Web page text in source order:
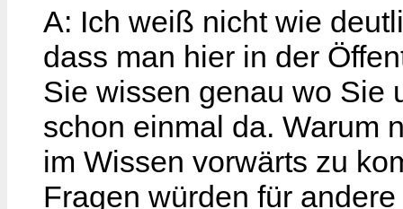
A: Ich weiß nicht wie
dass man hier in der
Sie wissen genau wo Sie
schon einmal da. Warum
im Wissen vorwärts zu
Fragen würden für